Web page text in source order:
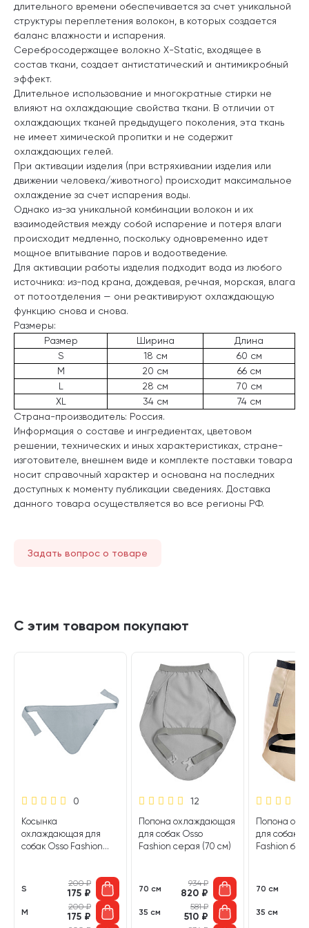
длительного времени обеспечивается за счет уникальной
структуры переплетения волокон, в которых создается
баланс влажности и испарения.
Серебросодержащее волокно X-Static, входящее в
состав ткани, создает антистатический и антимикробный
эффект.
Длительное использование и многократные стирки не
влияют на охлаждающие свойства ткани. В отличии от
охлаждающих тканей предыдущего поколения, эта ткань
не имеет химической пропитки и не содержит
охлаждающих гелей.
При активации изделия (при встряхивании изделия или
движении человека/животного) происходит максимальное
охлаждение за счет испарения воды.
Однако из-за уникальной комбинации волокон и их
взаимодействия между собой испарение и потеря влаги
происходит медленно, поскольку одновременно идет
мощное впитывание паров и водоотведение.
Для активации работы изделия подходит вода из любого
источника: из-под крана, дождевая, речная, морская, влага
от потоотделения — они реактивируют охлаждающую
функцию снова и снова.
Размеры:
Размер
Ширина
Длина
S
18 см
60 см
M
20 см
66 см
L
28 см
70 см
XL
34 см
74 см
Страна-производитель: Россия.
Информация о составе и ингредиентах, цветовом
решении, технических и иных характеристиках, стране-
изготовителе, внешнем виде и комплекте поставки товара
носит справочный характер и основана на последних
доступных к моменту публикации сведениях. Доставка
данного товара осуществляется во все регионы РФ.
Задать вопрос о товаре
С этим товаром покупают
0
Косынка
охлаждающая для
собак Osso Fashion
S
200₽
175 ₽
M
200₽
175 ₽
12
Попона охлаждающая
для собак Osso
Fashion серая (70 см)
70 см
934₽
820 ₽
35 см
581₽
510 ₽
Попона
для собак
Fashion
70 см
35 см